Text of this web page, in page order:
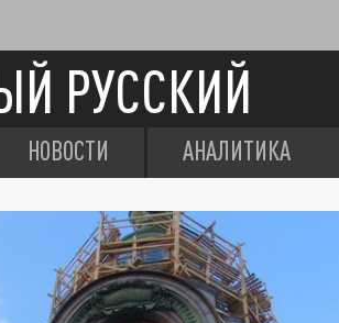
РУССКИЙ
НОВОСТИ АНАЛИТИКА